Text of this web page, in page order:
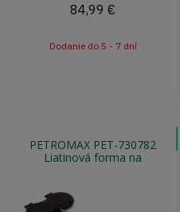
84,99 €
Dodanie do 5 - 7 dní
PETROMAX PET-730782
Liatinová forma na